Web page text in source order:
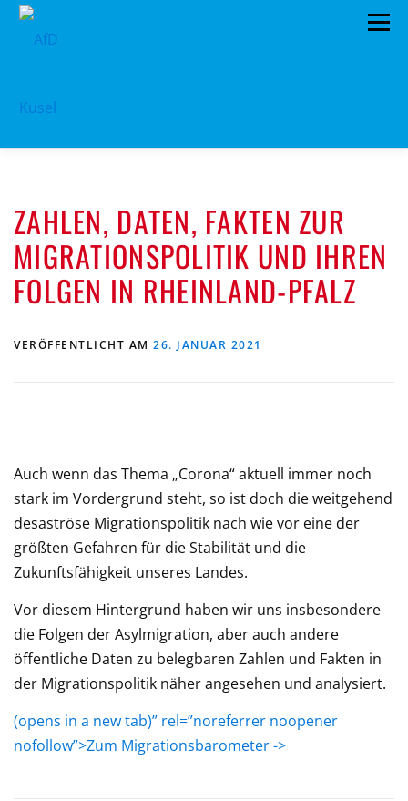
Zum
Inhalt
Menü
PROGRAMM KONTAKT
MITGLIED WERDEN SPENDEN IMPRESSUM
ZAHLEN, DATEN, FAKTEN ZUR
MIGRATIONSPOLITIK UND IHREN
FOLGEN IN RHEINLAND-PFALZ
VERÖFFENTLICHT AM 26. JANUAR 2021
Auch wenn das Thema „Corona“ aktuell immer noch
stark im Vordergrund steht, so ist doch die weitgehend
desaströse Migrationspolitik nach wie vor eine der
größten Gefahren für die Stabilität und die
Zukunftsfähigkeit unseres Landes.
Vor diesem Hintergrund haben wir uns insbesondere
die Folgen der Asylmigration, aber auch andere
öffentliche Daten zu belegbaren Zahlen und Fakten in
der Migrationspolitik näher angesehen und analysiert.
(opens in a new tab)” rel=”noreferrer noopener
nofollow”>Zum Migrationsbarometer ->